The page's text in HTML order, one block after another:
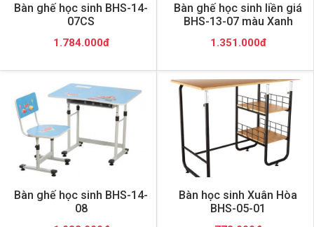
Bàn ghế học sinh BHS-14-
07CS
1.784.000đ
Bàn ghế học sinh liền giá
BHS-13-07 màu Xanh
1.351.000đ
Bàn ghế học sinh BHS-14-
08
Bàn học sinh Xuân Hòa
BHS-05-01